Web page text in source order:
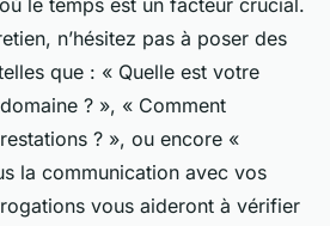
le temps est un facteur crucial.
n’hésitez pas à poser des
que : « Quelle est votre
? », « Comment
? », ou encore «
la communication avec vos
vous aideront à vérifier